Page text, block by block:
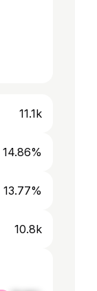
11.1k
14.86%
13.77%
10.8k